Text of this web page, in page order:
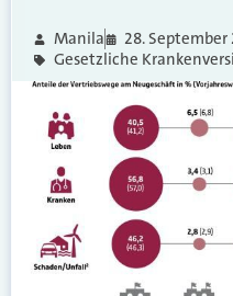
Manila 28. September
Gesetzliche